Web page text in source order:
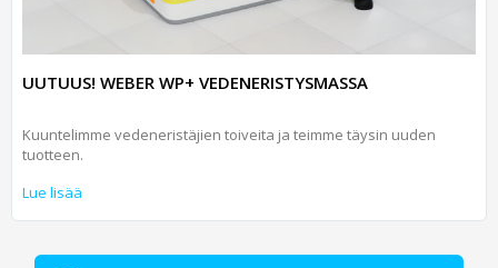
UUTUUS! WEBER WP+ VEDENERISTYSMASSA
Kuuntelimme vedeneristäjien toiveita ja teimme täysin uuden
tuotteen.
Lue lisää